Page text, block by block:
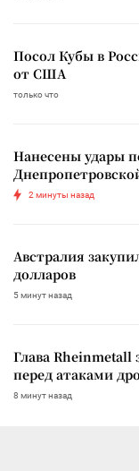
Посол Кубы в
от США
только что
Нанесены удары
2 минуты назад
Австралия
долларов
5 минут назад
Глава Rheinmetall
перед атаками
8 минут назад